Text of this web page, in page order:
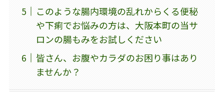
このような腸内環境の乱れからくる便秘
や下痢でお悩みの方は、大阪本町の当サ
ロンの腸もみをお試しください
皆さん、お腹やカラダのお困り事はあり
ませんか？